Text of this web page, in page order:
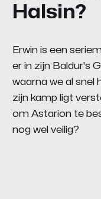
Halsin?
Erwin is een
er in zijn Baldur's
waarna we al snel
zijn kamp ligt
om Astarion te
nog wel veilig?